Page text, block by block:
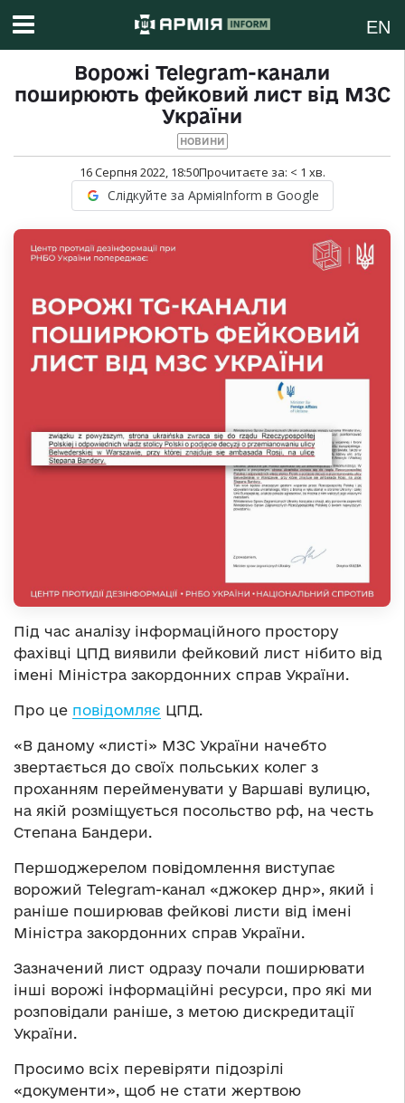
EN
Ворожі Telegram-канали
поширюють фейковий лист від МЗС
України
НОВИНИ
16 Серпня 2022, 18:50Прочитаєте за: < 1 хв.
Слідкуйте за АрміяInform в Google
Під час аналізу інформаційного простору
фахівці ЦПД виявили фейковий лист нібито від
імені Міністра закордонних справ України.
Про це повідомляє ЦПД.
«В даному «листі» МЗС України начебто
звертається до своїх польських колег з
проханням перейменувати у Варшаві вулицю,
на якій розміщується посольство рф, на честь
Степана Бандери.
Першоджерелом повідомлення виступає
ворожий Telegram-канал «джокер днр», який і
раніше поширював фейкові листи від імені
Міністра закордонних справ України.
Зазначений лист одразу почали поширювати
інші ворожі інформаційні ресурси, про які ми
розповідали раніше, з метою дискредитації
України.
Просимо всіх перевіряти підозрілі
«документи», щоб не стати жертвою